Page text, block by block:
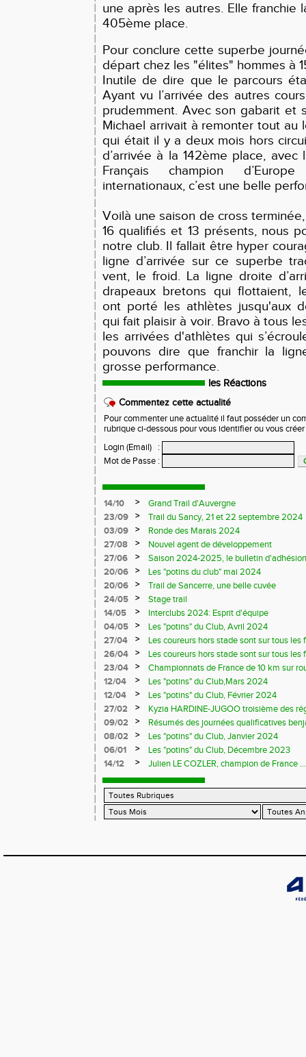
une après les autres. Elle franchie
405ème place.
Pour conclure cette superbe
départ chez les "élites" hommes à
Inutile de dire que le parcours
Ayant vu l’arrivée des autres
prudemment. Avec son gabarit et
Michael arrivait à remonter tout au
qui était il y a deux mois hors
d’arrivée à la 142ème place, avec
Français champion
internationaux, c’est une belle
Voilà une saison de cross
16 qualifiés et 13 présents, nous
notre club. Il fallait être hyper
ligne d’arrivée sur ce superbe
vent, le froid. La ligne droite
drapeaux bretons qui flottaient,
ont porté les athlètes jusqu'aux
qui fait plaisir à voir. Bravo à tous
les arrivées d'athlètes qui
pouvons dire que franchir la
grosse performance.
les Réactions
Commentez cette actualité
Pour commenter une actualité il faut posséder un
rubrique ci-dessous pour vous identifier ou vous
Login (Email)
:
Mot de Passe :
14/10 >
Grand Trail d'Auvergne
23/09
>
Trail du Sancy, 21 et 22 septembre 2024
03/09
>
Ronde des Marais 2024
27/08
>
Nouvel agent de développement
27/06
>
Saison 2024-2025, le bulletin
20/06
>
Les "potins du club" mai 2024
20/06
>
Trail de Sancerre, une belle cuvée
24/05
>
Stage trail
14/05
>
Interclubs 2024: Esprit d'équipe
04/05
>
Les "potins" du Club, Avril 2024
27/04
>
Les coureurs hors stade sont sur tous les
26/04
>
Les coureurs hors stade sont sur tous les
23/04
>
Championnats de France de 10 km sur
12/04
>
Les "potins" du Club,Mars 2024
12/04
>
Les "potins" du Club, Février 2024
27/02
>
Kyzia HARDINE-JUGOO troisième des
09/02
>
Résumés des journées qualificatives
08/02
>
Les "potins" du Club, Janvier 2024
06/01
>
Les "potins" du Club, Décembre 2023
14/12
> Julien LE COZLER, champion de France ...